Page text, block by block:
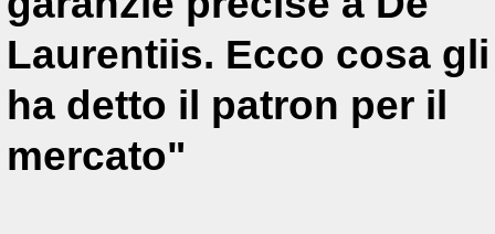
Laurentiis. Ecco cosa gli
ha detto il patron per il
mercato"